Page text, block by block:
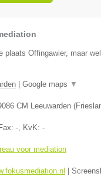
plaats Offingawier, maar
Google maps ▼
CM Leeuwarden (
-, KvK: -
voor mediation